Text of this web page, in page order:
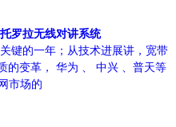
罗拉无线对讲系统
键的一年；从技术进展讲，宽带
的变革， 华为 、 中兴 、普天等
市场的